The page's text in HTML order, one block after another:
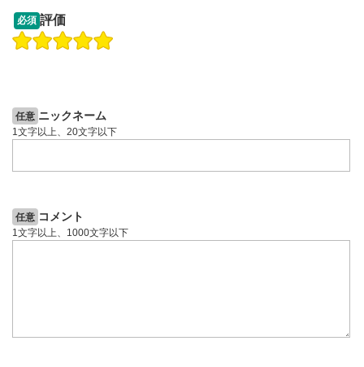
操作説明動画
必須 評価
任意 ニックネーム
1文字以上、20文字以下
任意 コメント
1文字以上、1000文字以下